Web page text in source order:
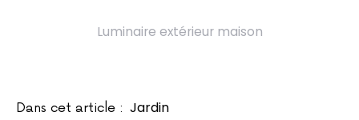
Luminaire extérieur maison
Dans cet article : Jardin